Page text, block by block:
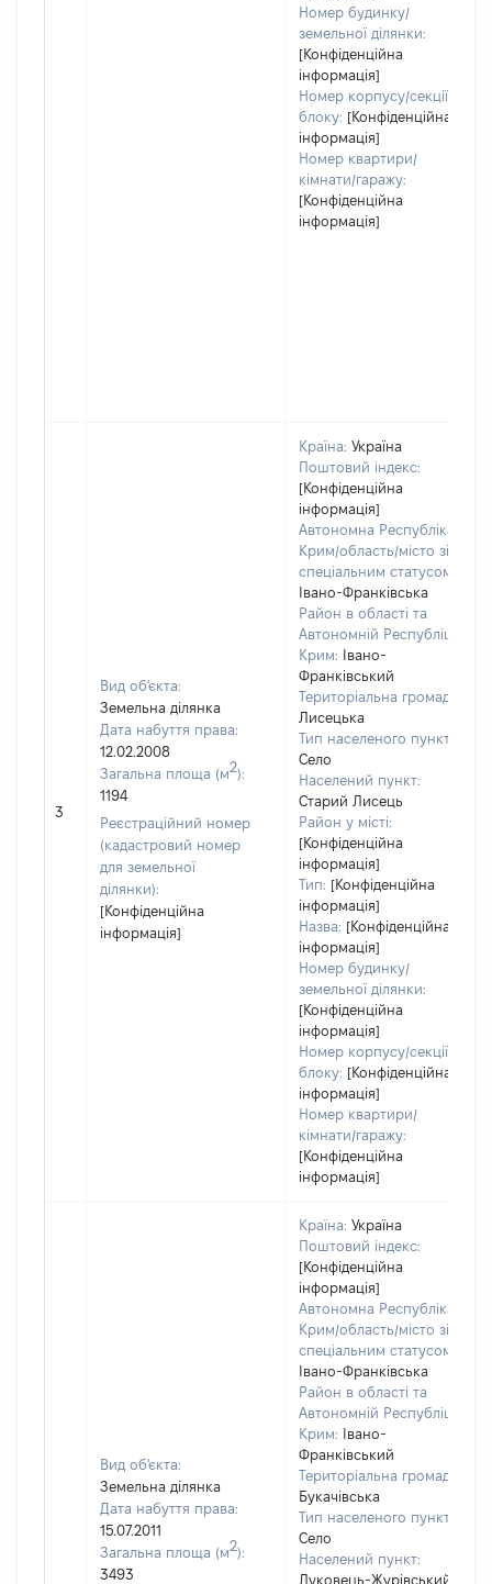
Номер будинку/
земельної ділянки:
[Конфіденційна
інформація]
Номер корпусу/секції/
блоку: [Конфіденційна
інформація]
Номер квартири/
кімнати/гаражу:
[Конфіденційна
інформація]
3
Вид об'єкта:
Земельна ділянка
Дата набуття права:
12.02.2008
Загальна площа (м2):
1194
Реєстраційний номер
(кадастровий номер
для земельної
ділянки):
[Конфіденційна
інформація]
Країна: Україна
Поштовий індекс:
[Конфіденційна
інформація]
Автономна Республіка
Крим/область/місто зі
спеціальним статусом:
Івано-Франківська
Район в області та
Автономній Республіці
Крим:
Івано-
Франківський
Територіальна громада:
Лисецька
Тип населеного пункту:
Село
Населений пункт:
Старий Лисець
Район у місті:
[Конфіденційна
інформація]
Тип: [Конфіденційна
інформація]
Назва: [Конфіденційна
інформація]
Номер будинку/
земельної ділянки:
[Конфіденційна
інформація]
Номер корпусу/секції/
блоку: [Конфіденційна
інформація]
Номер квартири/
кімнати/гаражу:
[Конфіденційна
інформація]
Вид об'єкта:
Земельна ділянка
Дата набуття права:
15.07.2011
Загальна площа (м2):
3493
Країна: Україна
Поштовий індекс:
[Конфіденційна
інформація]
Автономна Республіка
Крим/область/місто зі
спеціальним статусом:
Івано-Франківська
Район в області та
Автономній Республіці
Крим:
Івано-
Франківський
Територіальна громада:
Букачівська
Тип населеного пункту:
Село
Населений пункт:
Луковець-Журівський